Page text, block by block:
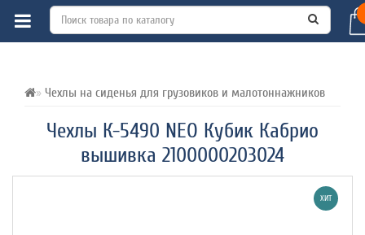
Чехлы на сиденья для грузовиков и малотоннажников
Чехлы К-5490 NEO Кубик Кабрио
вышивка 2100000203024
ВСЕ О ТОВАРЕ ХАРАКТЕРИСТИКИ
ХИТ